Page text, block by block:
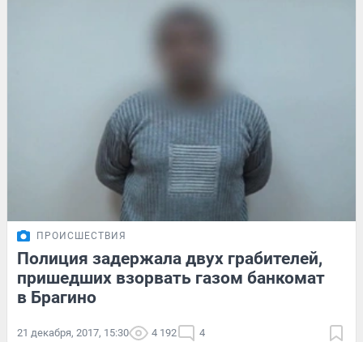
ПРОИСШЕСТВИЯ
Полиция задержала двух грабителей,
пришедших взорвать газом банкомат
в Брагино
21 декабря, 2017, 15:30 4 192 4